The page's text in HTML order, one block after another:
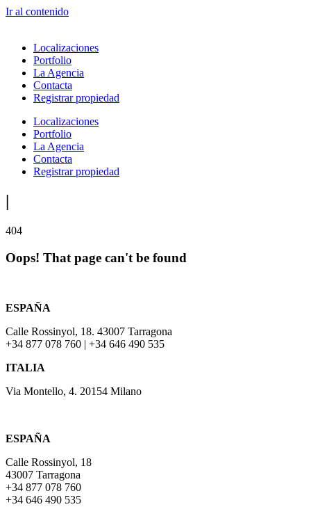
Ir al contenido
Localizaciones
Portfolio
La Agencia
Contacta
Registrar propiedad
Localizaciones
Portfolio
La Agencia
Contacta
Registrar propiedad
|
404
Oops! That page can't be found
ESPAÑA
Calle Rossinyol, 18. 43007 Tarragona
+34 877 078 760 | +34 646 490 535
ITALIA
Via Montello, 4. 20154 Milano
ESPAÑA
Calle Rossinyol, 18
43007 Tarragona
+34 877 078 760
+34 646 490 535